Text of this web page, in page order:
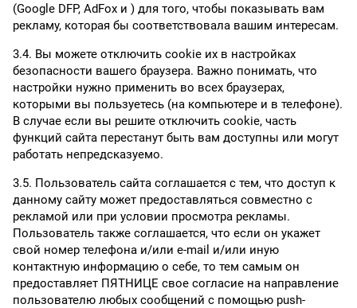
(Google DFP, AdFox и ) для того, чтобы показывать вам
рекламу, которая бы соответствовала вашим интересам.
3.4. Вы можете отключить cookie их в настройках
безопасности вашего браузера. Важно понимать, что
настройки нужно применить во всех браузерах,
которыми вы пользуетесь (на компьютере и в телефоне).
В случае если вы решите отключить cookiе, часть
функций сайта перестанут быть вам доступны или могут
работать непредсказуемо.
3.5. Пользователь сайта соглашается с тем, что доступ к
данному сайту может предоставляться совместно с
рекламой или при условии просмотра рекламы.
Пользователь также соглашается, что если он укажет
свой номер телефона и/или e-mail и/или иную
контактную информацию о себе, то тем самым он
предоставляет ПЯТНИЦЕ свое согласие на направление
пользователю любых сообщений с помощью push-